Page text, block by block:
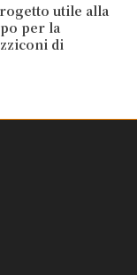
utile alla
per la
di